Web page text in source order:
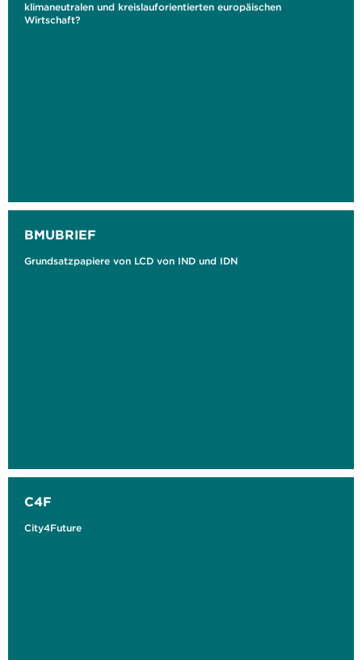
klimaneutralen und kreislauforientierten europäischen
Wirtschaft?
BMUBRIEF
Grundsatzpapiere von LCD von IND und IDN
C4F
City4Future